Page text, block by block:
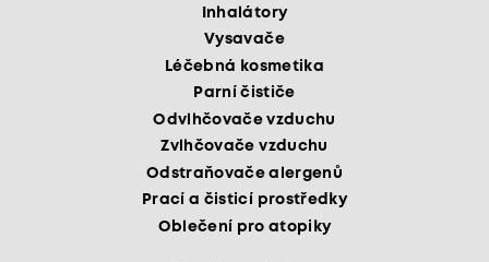
Inhalátory
Vysavače
Léčebná kosmetika
Parní čističe
Odvlhčovače vzduchu
Zvlhčovače vzduchu
Odstraňovače alergenů
Prací a čisticí prostředky
Oblečení pro atopiky